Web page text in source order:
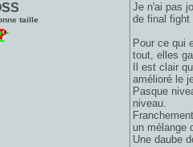
taille
Je n'ai pas
de final fight
Pour ce qui
tout, elles
Il est clair
amélioré le
Pasque
niveau.
un mélange
Une daube